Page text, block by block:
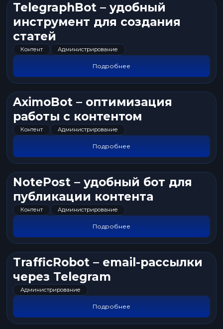
TelegraphBot – удобный
инструмент для создания
статей
Контент Администрирование
Подробнее
AximoBot – оптимизация
работы с контентом
Контент Администрирование
Подробнее
NotePost – удобный бот для
публикации контента
Контент Администрирование
Подробнее
TrafficRobot – email-рассылки
через Telegram
Администрирование
Подробнее